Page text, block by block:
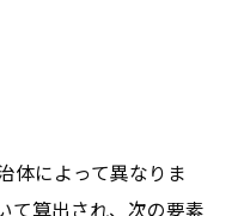
体によって異なりま
て算出され、次の要素